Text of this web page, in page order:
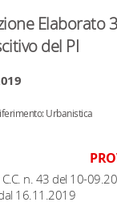
Elaborato
del PI
Urbanistica
n. 43 del 10-
16.11.2019